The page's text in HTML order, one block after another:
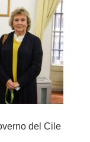
del Cile